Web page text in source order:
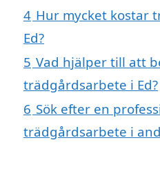
4 Hur mycket kostar
Ed?
5 Vad hjälper till att
trädgårdsarbete i Ed?
6 Sök efter en
trädgårdsarbete i